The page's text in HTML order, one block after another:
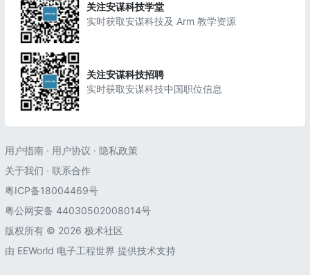
关注安谋科技学堂
实时获取安谋科技及 Arm 教学资源
关注安谋科技招聘
实时获取安谋科技中国职位信息
用户指南 · 用户协议 · 隐私政策
关于我们 · 联系合作
粤ICP备18004469号
粤公网安备 44030502008014号
版权所有 © 2026 极术社区
由 EEWorld 电子工程世界 提供技术支持